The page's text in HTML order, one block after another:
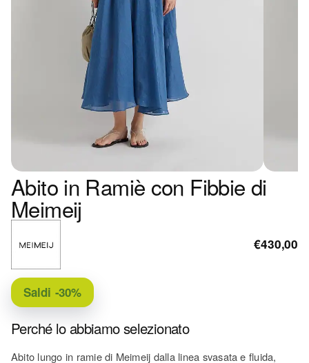
Abito in Ramiè con Fibbie di
Meimeij
€430,00
Saldi -30%
Perché lo abbiamo selezionato
Abito lungo in ramie di Meimeij dalla linea svasata e fluida,